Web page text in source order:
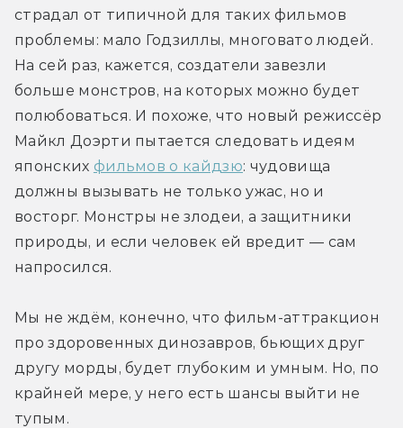
страдал от типичной для таких фильмов
проблемы: мало Годзиллы, многовато людей.
На сей раз, кажется, создатели завезли
больше монстров, на которых можно будет
полюбоваться. И похоже, что новый режиссёр
Майкл Доэрти пытается следовать идеям
японских фильмов о кайдзю: чудовища
должны вызывать не только ужас, но и
восторг. Монстры не злодеи, а защитники
природы, и если человек ей вредит — сам
напросился.
Мы не ждём, конечно, что фильм-аттракцион
про здоровенных динозавров, бьющих друг
другу морды, будет глубоким и умным. Но, по
крайней мере, у него есть шансы выйти не
тупым.